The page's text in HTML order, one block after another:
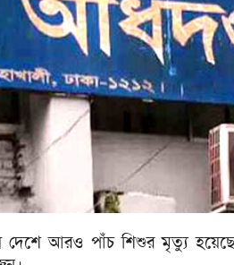
দেশে আরও পাঁচ শিশুর মৃত্যু